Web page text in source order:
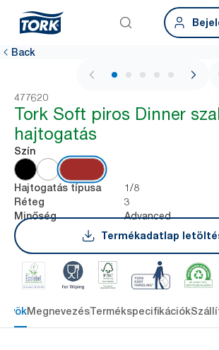
Back
1 / 6
477620
Tork Soft piros Dinner
hajtogatás
Szín
Hajtogatás típusa 1/8
Réteg 3
Minőség
Advanced
Termékadatlap
MegnevezésTermékspecifikációk